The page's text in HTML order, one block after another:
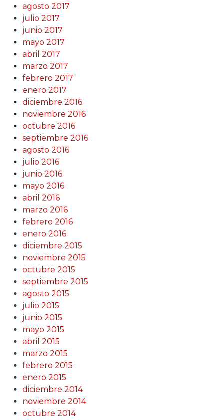
agosto 2017
julio 2017
junio 2017
mayo 2017
abril 2017
marzo 2017
febrero 2017
enero 2017
diciembre 2016
noviembre 2016
octubre 2016
septiembre 2016
agosto 2016
julio 2016
junio 2016
mayo 2016
abril 2016
marzo 2016
febrero 2016
enero 2016
diciembre 2015
noviembre 2015
octubre 2015
septiembre 2015
agosto 2015
julio 2015
junio 2015
mayo 2015
abril 2015
marzo 2015
febrero 2015
enero 2015
diciembre 2014
noviembre 2014
octubre 2014